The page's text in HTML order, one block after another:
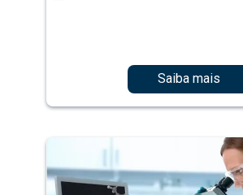
Saiba mais